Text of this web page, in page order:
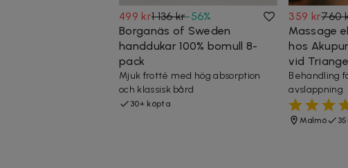
499 kr1 136 kr-56%
Borganäs of Sweden
handdukar 100% bomull 8-
pack
Mjuk frotté med hög absorption
och klassisk bård
30+ köpta
359 kr760
Massage
hos
vid
Behandling
avslappning
Malmö